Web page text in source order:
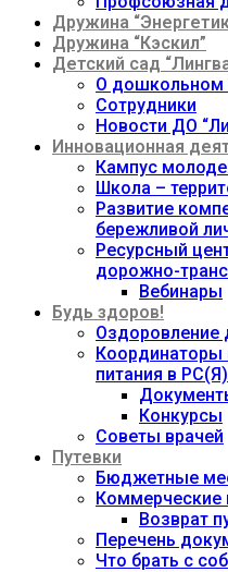
Дружина
Дружина “Кэскил”
Детский сад
О дошкольном
Сотрудники
Новости ДО
Инновационная
Кампус
Школа –
Развитие
бережливой
Ресурсный
дорожно-
Вебинары
Будь здоров!
Оздоровление
Координаторы
питания в РС(Я)
Конкурсы
Советы врачей
Путевки
Бюджетные
Коммерческие
Возврат
Перечень
Что брать с